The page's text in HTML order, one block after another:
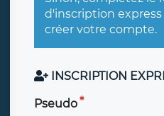
d'inscription
créer votre compte.
INSCRIPTION
Pseudo